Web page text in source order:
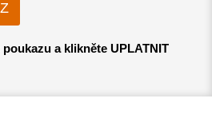
a klikněte UPLATNIT